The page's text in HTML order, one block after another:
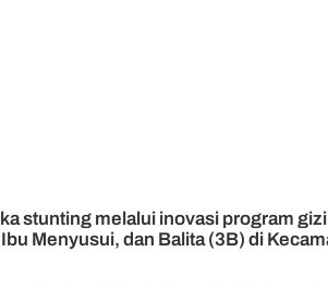
stunting melalui inovasi program gizi
Menyusui, dan Balita (3B) di